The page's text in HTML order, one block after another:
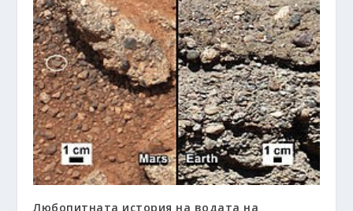
Любопитната история на водата на